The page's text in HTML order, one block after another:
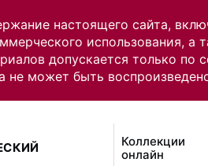
настоящего сайта,
использования, а
допускается только по
не может быть
Коллекции
онлайн